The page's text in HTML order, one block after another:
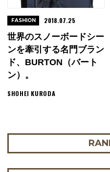
世界のスノーボードシー
ンを牽引する名門ブラン
ド、BURTON（バート
ン）。
SHOHEI KURODA
FASHION 2018.07.25